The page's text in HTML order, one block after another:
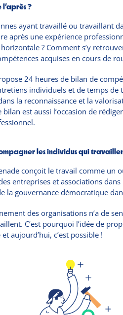
?
ayant travaillé ou travaillant
après une expérience
? Comment s’y
acquises en cours de
24 heures de bilan de
individuels et de temps
la reconnaissance et la
bilan est aussi l’occasion de
les individus qui
conçoit le travail comme un
entreprises et associations
la gouvernance démocratique
des organisations n’a de
C’est pourquoi l’idée de
aujourd’hui, c’est possible !